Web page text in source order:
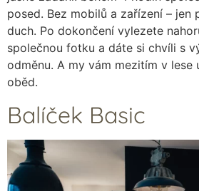
posed. Bez mobilů a zařízení – jen
duch. Po dokončení vylezete
společnou fotku a dáte si chvíli s
odměnu. A my vám mezitím v lese
oběd.
Balíček Basic